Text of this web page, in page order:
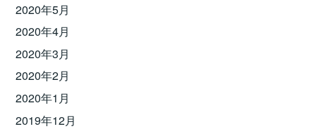
2020年5月
2020年4月
2020年3月
2020年2月
2020年1月
2019年12月